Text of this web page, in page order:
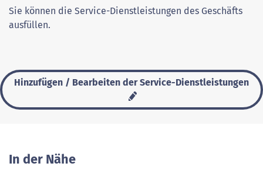
Sie können die Service-Dienstleistungen des Geschäfts
ausfüllen.
Hinzufügen / Bearbeiten der Service-Dienstleistungen
In der Nähe